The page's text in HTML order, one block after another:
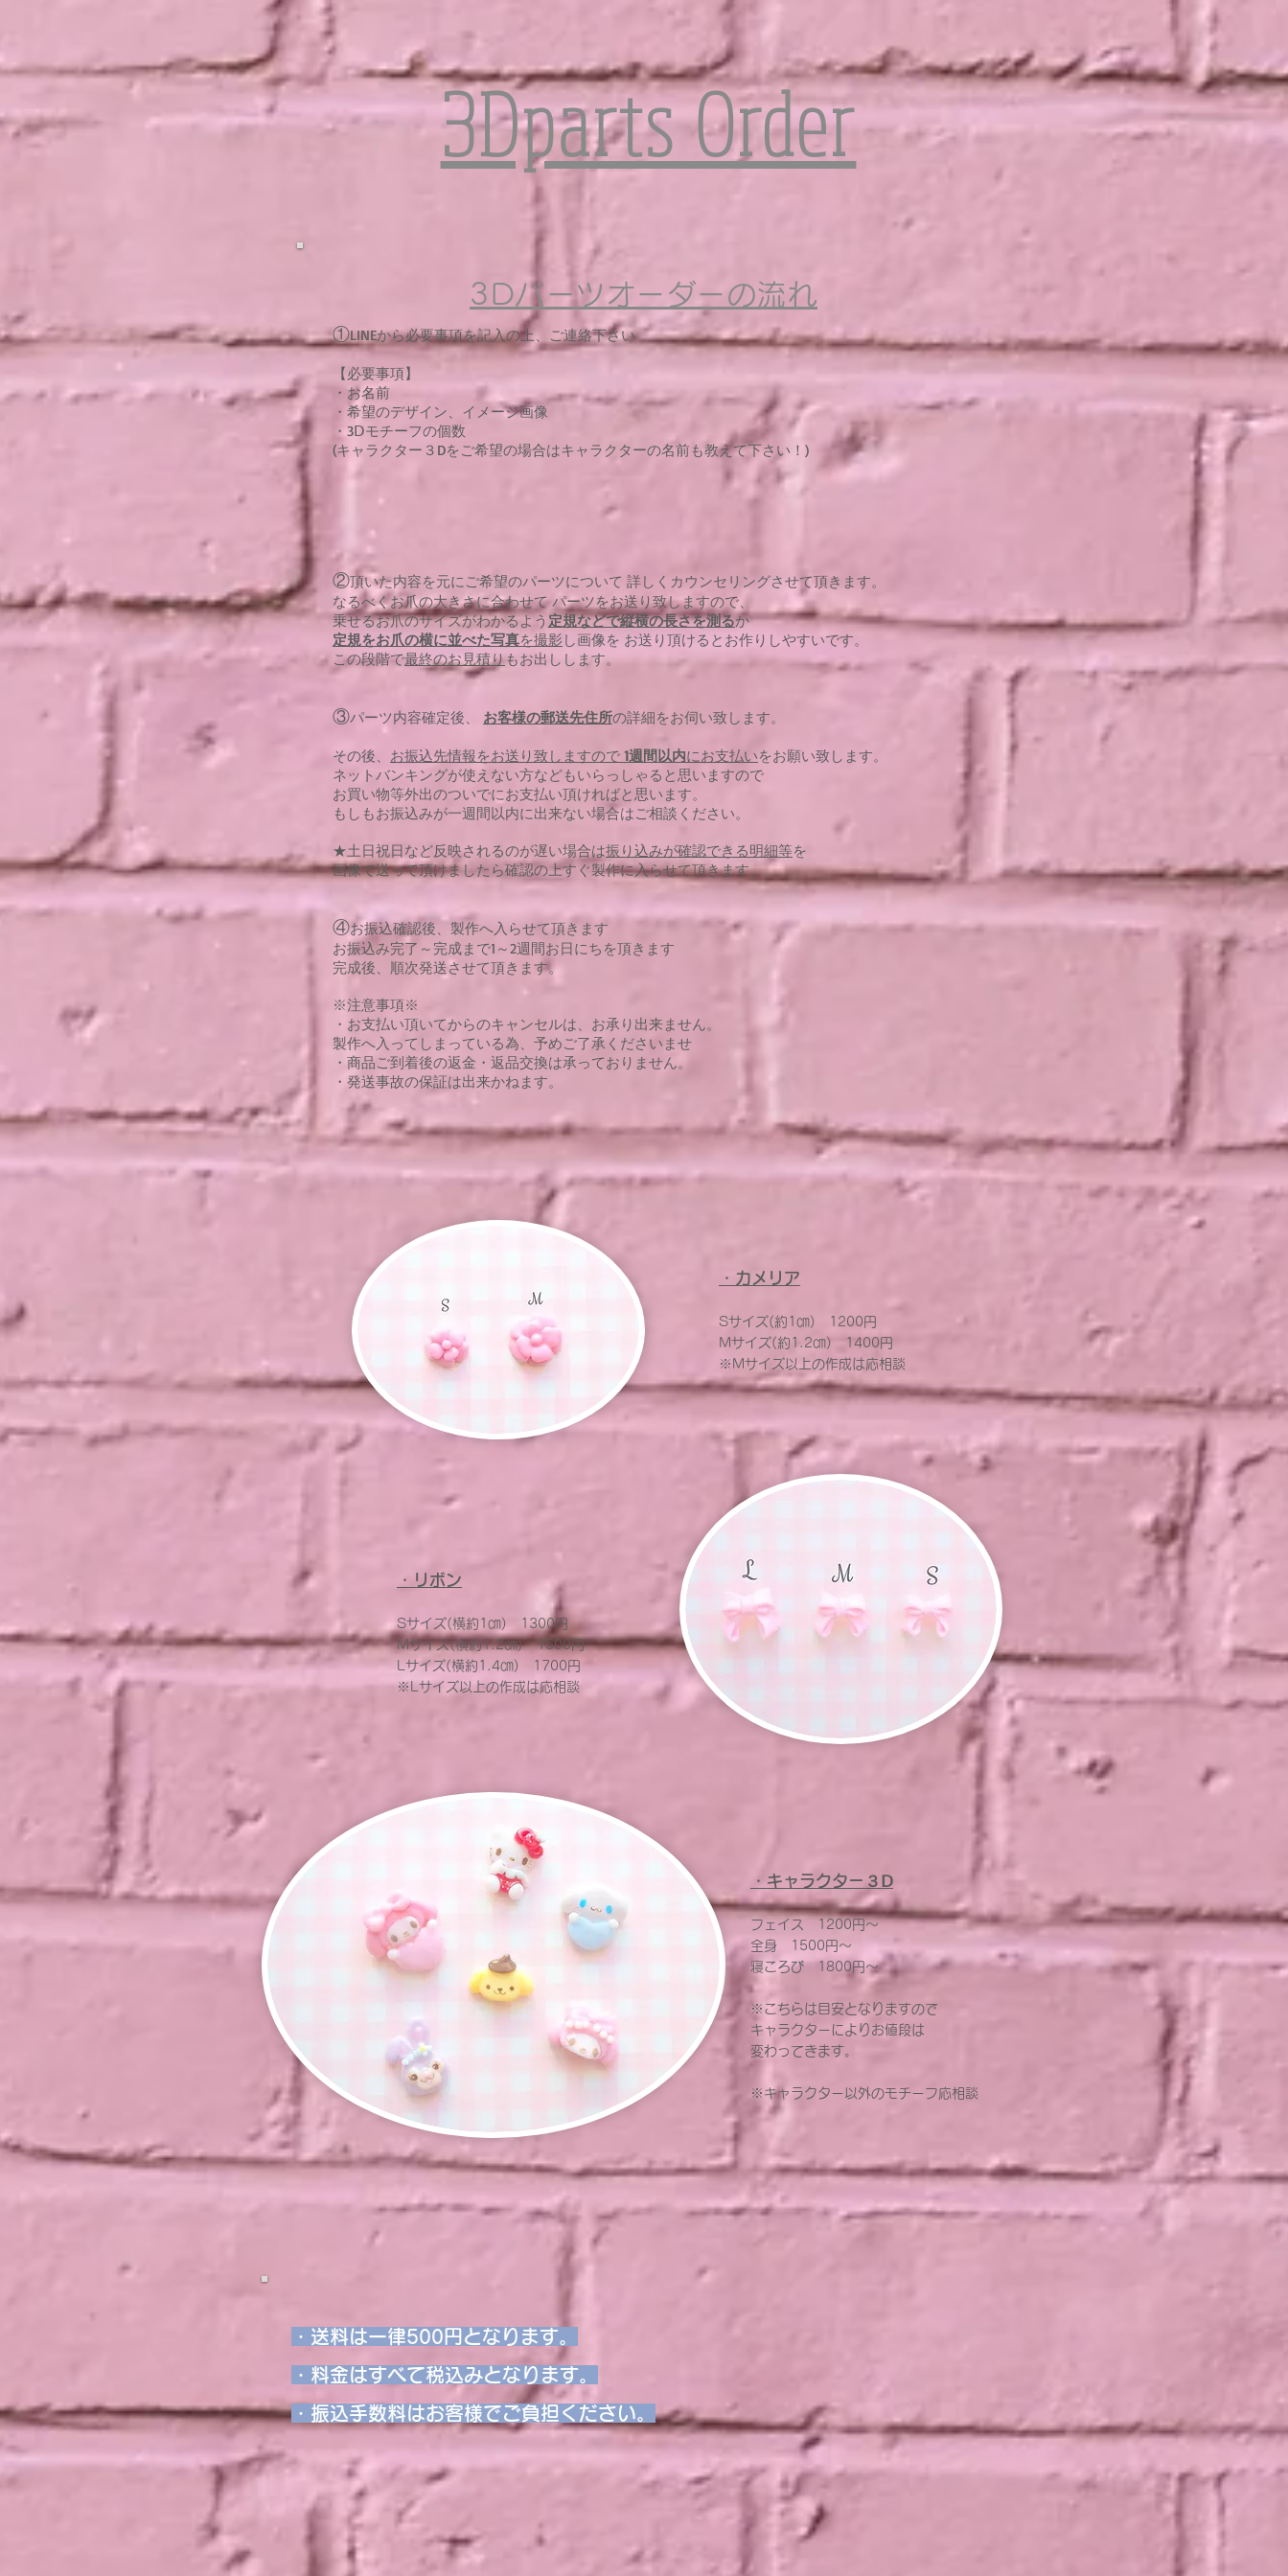
3Dパーツオーダーの流れ
①LINEから必要事項を記入の上、ご連絡下さい
【必要事項】
・お名前
・希望のデザイン、イメージ画像
・3Ⅾモチーフの個数
(キャラクター３Dをご希望の場合はキャラクターの名前も教えて下さい！)
②頂いた内容を元にご希望のパーツについて 詳しくカウンセリングさせて頂きます。
なるべくお爪の大きさに合わせて パーツをお送り致しますので、
乗せるお爪のサイズがわかるよう 定規などで縦横の長さを測るか
定規をお爪の横に並べた写真を撮影 し画像を お送り頂けるとお作りしやすいです。
​この段階で最終のお見積りもお出しします。
③パーツ内容確定後、 お客様の郵送先住所の詳細をお伺い致します。
その後、 お振込先情報をお送り致しますので 1週間以内にお支払いをお願い致します。
ネットバンキングが使えない方などもいらっしゃると思いますので
お買い物等外出のついでにお支払い頂ければと思います。
もしもお振込みが一週間以内に出来ない場合はご相談ください。
★土日祝日など反映されるのが遅い場合は振り込みが確認できる明細等を
画像で送って頂けましたら確認の上すぐ製作に入らせて頂きます。
④お振込確認後、製作へ入らせて頂きます
お振込み完了～完成まで1～2週間お日にちを頂きます
完成後、順次発送させて頂きます。
※注意事項※
・お支払い頂いてからのキャンセルは、お承り出来ません。
製作へ入ってしまっている為、予めご了承くださいませ
・商品ご到着後の返金・返品交換は承っておりません。
・発送事故の保証は出来かねます。
3Dparts Order
・カメリア
Sサイズ(約1㎝) 1200円
Mサイズ(約1.2㎝) 1400円
※Mサイズ以上の作成は応相談
・リボン
Sサイズ(横約1㎝) 1300円
Mサイズ(横約1.2㎝) 1500円
Lサイズ(横約1.4㎝) 1700円
※Lサイズ以上の作成は応相談
・キャラクター３Ⅾ
フェイス 1200円～
全身 1500円～
寝ころび 1800円～
※こちらは目安となりますので
キャラクターによりお値段は
変わってきます。
※キャラクター以外のモチーフ応相談
・送料は一律500円となります。
・料金はすべて税込みとなります。
・振込手数料はお客様でご負担ください。